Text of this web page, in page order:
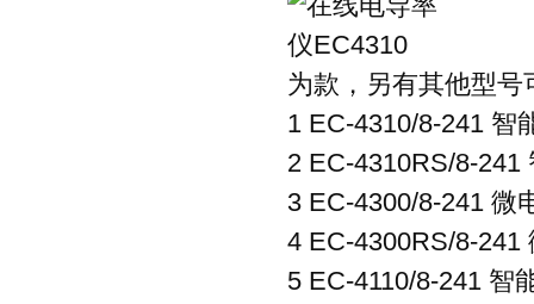
为款，另有其他型号
1 EC-4310/8-241 智
2 EC-4310RS/8-241
3 EC-4300/8-241 微
4 EC-4300RS/8-241
5 EC-4110/8-241 智